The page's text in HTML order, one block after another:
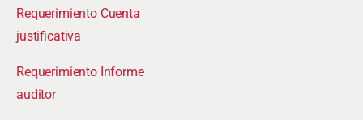
Requerimiento Cuenta
justificativa
Requerimiento Informe
auditor